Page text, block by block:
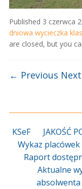
Published 3 czerwca
dniowa wycieczka
are closed, but you
← Previous
KSeF
JAKOŚĆ
Wykaz
Raport
Aktualne
absolwenta